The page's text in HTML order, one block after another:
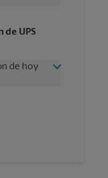
de UPS
de hoy